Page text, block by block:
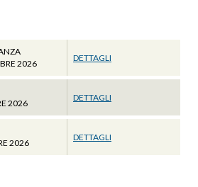
2026
DETTAGLI
2026
DETTAGLI
2026
DETTAGLI